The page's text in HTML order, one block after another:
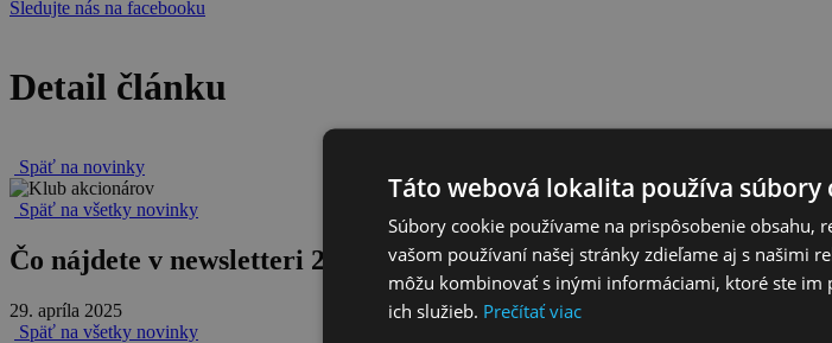
Sledujte nás na facebooku
Detail článku
Späť na novinky
Späť na všetky novinky
Čo nájdete v newsletteri 23.4.2025
29. apríla 2025
Späť na všetky novinky
Táto webová lokalita používa súbory
Súbory cookie používame na prispôsobenie obsahu,
vašom používaní našej stránky zdieľame aj s našimi
môžu kombinovať s inými informáciami, ktoré ste
ich služieb. Prečítať viac